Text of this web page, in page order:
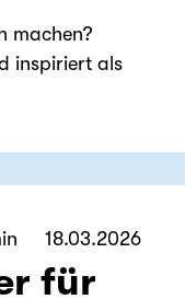
machen?
inspiriert als
für
18.03.2026